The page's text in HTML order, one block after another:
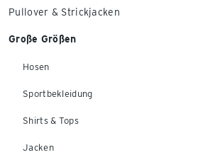
Pullover & Strickjacken
Große Größen
Hosen
Sportbekleidung
Shirts & Tops
Jacken